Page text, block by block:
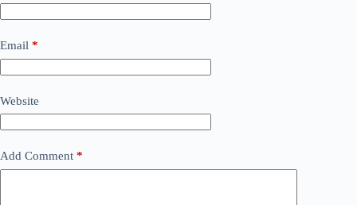
Email *
Website
Add Comment *